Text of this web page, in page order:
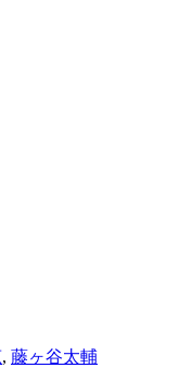
, 藤ヶ谷太輔